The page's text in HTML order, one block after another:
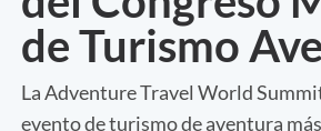
de Turismo
La Adventure Travel World
evento de turismo de aventura